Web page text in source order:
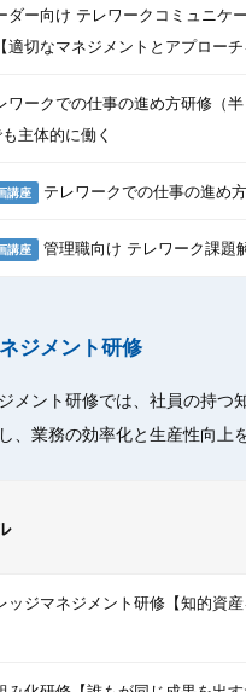
ー向け テレワークコミュニケ
切なマネジメントとアプローチ
ークでの仕事の進め方研修（
主体的に働く
講座 テレワークでの仕事の進め
講座 管理職向け テレワーク課題
ジメント研修
メント研修では、社員の持つ
、業務の効率化と生産性向上
ジマネジメント研修【知的資